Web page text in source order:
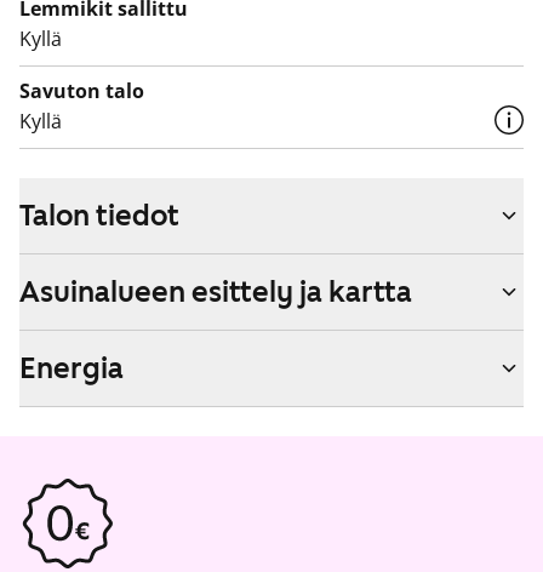
Lemmikit sallittu
Kyllä
Savuton talo
Kyllä
Talon tiedot
Asuinalueen esittely ja kartta
Energia